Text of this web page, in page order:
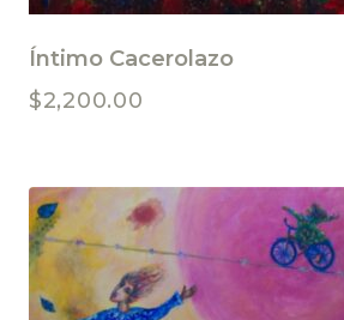
Íntimo Cacerolazo
$2,200.00